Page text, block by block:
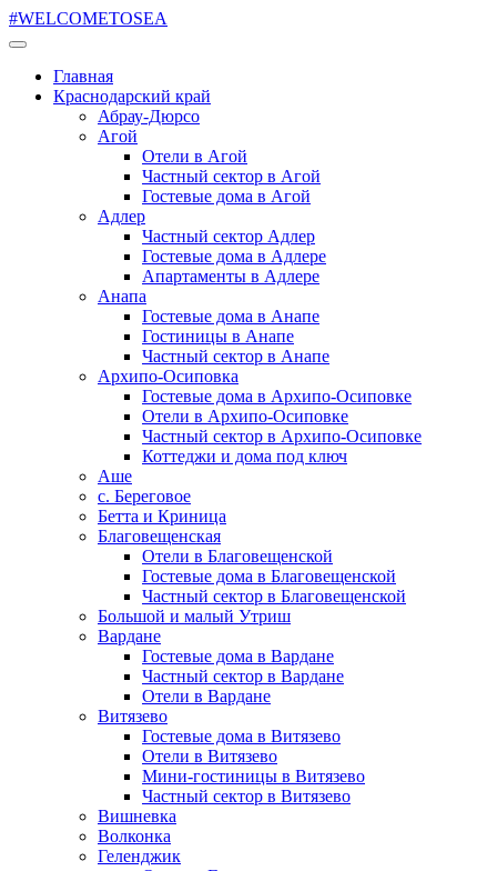
#WELCOMETOSEA
Главная
Краснодарский край
Абрау-Дюрсо
Агой
Отели в Агой
Частный сектор в Агой
Гостевые дома в Агой
Адлер
Частный сектор Адлер
Гостевые дома в Адлере
Апартаменты в Адлере
Анапа
Гостевые дома в Анапе
Гостиницы в Анапе
Частный сектор в Анапе
Архипо-Осиповка
Гостевые дома в Архипо-Осиповке
Отели в Архипо-Осиповке
Частный сектор в Архипо-Осиповке
Коттеджи и дома под ключ
Аше
с. Береговое
Бетта и Криница
Благовещенская
Отели в Благовещенской
Гостевые дома в Благовещенской
Частный сектор в Благовещенской
Большой и малый Утриш
Вардане
Гостевые дома в Вардане
Частный сектор в Вардане
Отели в Вардане
Витязево
Гостевые дома в Витязево
Отели в Витязево
Мини-гостиницы в Витязево
Частный сектор в Витязево
Вишневка
Волконка
Геленджик